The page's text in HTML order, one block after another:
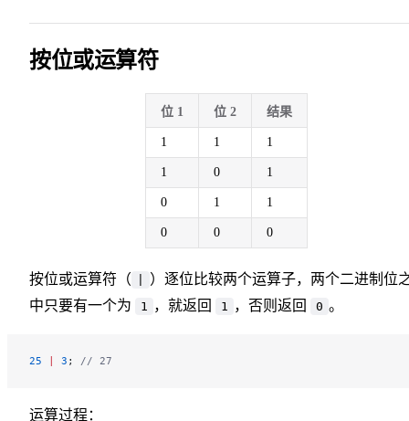
按位或运算符
位 1 位 2 结果
1 1 1
1 0 1
0 1 1
0 0 0
按位或运算符（
）逐位比较两个运算子，两个二进制位
中只要有一个为
1 ，就返回 1 ，否则返回 0 。
25 | 3 ; // 27
运算过程：